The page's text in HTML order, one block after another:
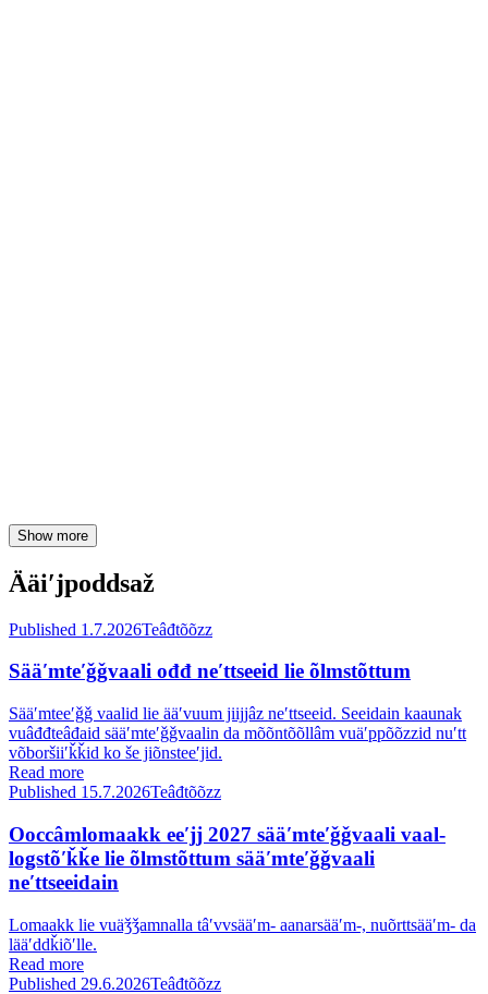
Ääiʹjpoddsaž
Published 1.7.2026Teâđtõõzz
Sääʹmteʹǧǧvaali ođđ neʹttseeid lie õlmstõttum
Sääʹmteeʹǧǧ vaalid lie ääʹvuum jiijjâz neʹttseeid. Seeidain kaaunak
vuâđđteâđaid sääʹmteʹǧǧvaalin da mõõntõõllâm vuäʹppõõzzid nuʹtt
võboršiiʹǩǩid ko še jiõnsteeʹjid.
Read more
Published 15.7.2026Teâđtõõzz
Ooccâmlomaakk eeʹjj 2027 sääʹmteʹǧǧvaali vaal-
loǥstõʹǩǩe lie õlmstõttum sääʹmteʹǧǧvaali
neʹttseeidain
Lomaakk lie vuäǯǯamnalla tâʹvvsääʹm- aanarsääʹm-, nuõrttsääʹm- da
lääʹddǩiõʹlle.
Read more
Published 29.6.2026Teâđtõõzz